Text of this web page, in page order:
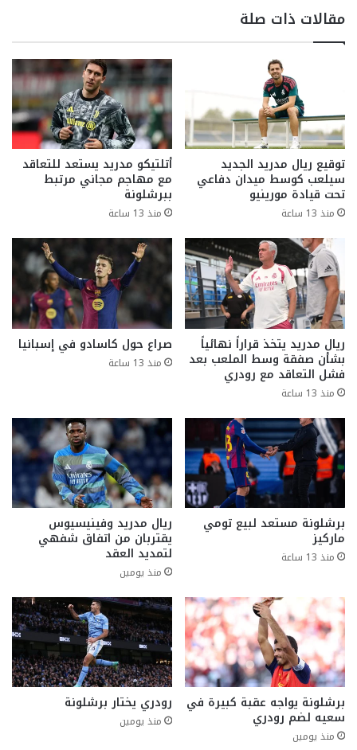
مقالات ذات صلة
توقيع ريال مدريد الجديد
سيلعب كوسط ميدان دفاعي
تحت قيادة مورينيو
منذ 13 ساعة
أتلتيكو مدريد يستعد للتعاقد
مع مهاجم مجاني مرتبط
ببرشلونة
منذ 13 ساعة
ريال مدريد يتخذ قراراً نهائياً
بشأن صفقة وسط الملعب بعد
فشل التعاقد مع رودري
منذ 13 ساعة
صراع حول كاسادو في إسبانيا
منذ 13 ساعة
برشلونة مستعد لبيع تومي
ماركيز
منذ 13 ساعة
ريال مدريد وفينيسيوس
يقتربان من اتفاق شفهي
لتمديد العقد
منذ يومين
برشلونة يواجه عقبة كبيرة في
سعيه لضم رودري
منذ يومين
رودري يختار برشلونة
منذ يومين